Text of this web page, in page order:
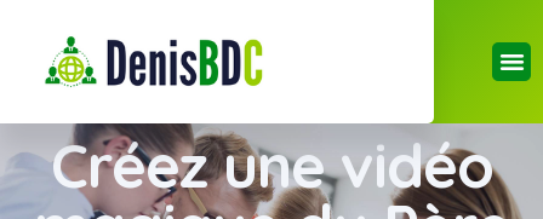
Créez une vidéo